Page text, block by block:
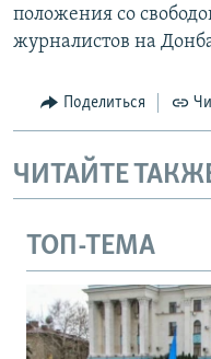
положения со
журналистов на
Поделиться
ЧИТАЙТЕ
ТОП-ТЕМА